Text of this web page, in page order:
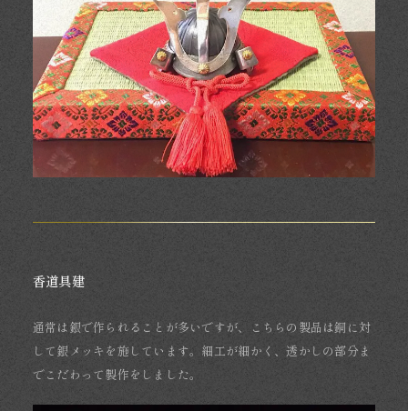
香道具建
通常は銀で作られることが多いですが、こちらの製品は銅に対
して銀メッキを施しています。細工が細かく、透かしの部分ま
でこだわって製作をしました。